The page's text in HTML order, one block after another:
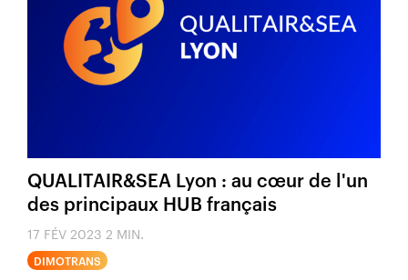
QUALITAIR&SEA Lyon : au cœur de l'un
des principaux HUB français
17 FÉV 2023 2 MIN.
DIMOTRANS